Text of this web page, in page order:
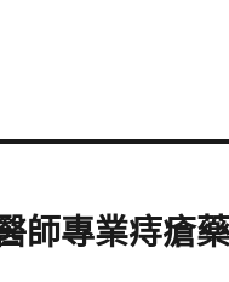
師專業痔瘡